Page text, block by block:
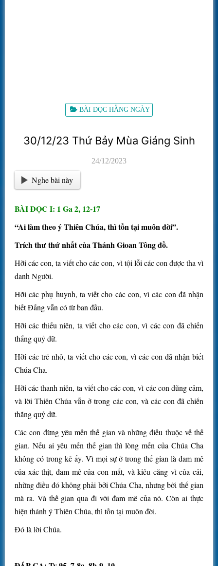
BÀI ĐỌC HẰNG NGÀY
30/12/23 Thứ Bảy Mùa Giáng Sinh
24/12/2023
Nghe bài này
BÀI ĐỌC I: 1 Ga 2, 12-17
“Ai làm theo ý Thiên Chúa, thì tồn tại muôn đời”.
Trích thư thứ nhất của Thánh Gioan Tông đồ.
Hỡi các con, ta viết cho các con, vì tội lỗi các con được tha vì
danh Người.
Hỡi các phụ huynh, ta viết cho các con, vì các con đã nhận
biết Đấng vẫn có từ ban đầu.
Hỡi các thiếu niên, ta viết cho các con, vì các con đã chiến
thắng quỷ dữ.
Hỡi các trẻ nhỏ, ta viết cho các con, vì các con đã nhận biết
Chúa Cha.
Hỡi các thanh niên, ta viết cho các con, vì các con dũng cảm,
và lời Thiên Chúa vẫn ở trong các con, và các con đã chiến
thắng quỷ dữ.
Các con đừng yêu mến thế gian và những điều thuộc về thế
gian. Nếu ai yêu mến thế gian thì lòng mến của Chúa Cha
không có trong kẻ ấy. Vì mọi sự ở trong thế gian là đam mê
của xác thịt, đam mê của con mắt, và kiêu căng vì của cải,
những điều đó không phải bởi Chúa Cha, nhưng bởi thế gian
mà ra. Và thế gian qua đi với đam mê của nó. Còn ai thực
hiện thánh ý Thiên Chúa, thì tồn tại muôn đời.
Đó là lời Chúa.